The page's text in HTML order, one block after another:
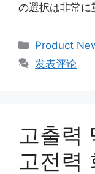
の選択は非常
Product
发表评论
고출력
고전력